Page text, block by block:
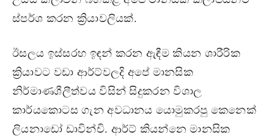
ස්පර්ශ කරන ක්‍රියාවලියක්.
ඊසලය ඉස්සරහ ඉඳන් කරන ඇඳීම කියන ශාරීරික
ක්‍රියාවට වඩා ආර්ට්වලදි අපේ මානසික
නිර්මාණශීලීත්වය විසින් සිදුකරන විශාල
කාර්යකොටස ගැන අවධානය යොමුකරපු කෙනෙක්
ලියනාඩෝ ඩාවින්චි. ආර්ට් කියන්නෙ මානසික